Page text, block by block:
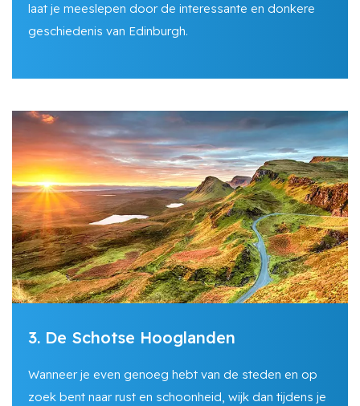
laat je meeslepen door de interessante en donkere
geschiedenis van Edinburgh.
3. De Schotse Hooglanden
Wanneer je even genoeg hebt van de steden en op
zoek bent naar rust en schoonheid, wijk dan tijdens je